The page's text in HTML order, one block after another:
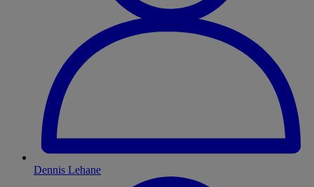
Dennis Lehane